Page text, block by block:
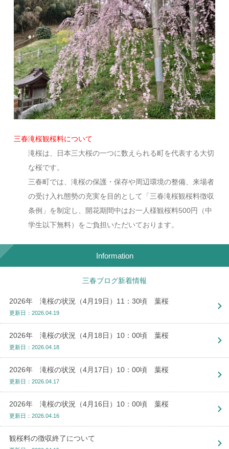
三春滝桜観桜料について
滝桜は、日本三大桜の一つに数えられる町を代表する大切
な桜です。
三春町では、滝桜の保護・保存や周辺環境の整備、来場者
の受け入れ態勢の充実を目的として「三春滝桜観桜料徴収
条例」を制定し、開花期間中はお一人様観桜料500円（中
学生以下無料）をご負担いただいております。
Information
三春ブログ新着情報
2026年 滝桜の状況（4月19日）11：30頃 葉桜
更新日：2026.04.19
2026年 滝桜の状況（4月18日）10：00頃 葉桜
更新日：2026.04.18
2026年 滝桜の状況（4月17日）10：00頃 葉桜
更新日：2026.04.17
2026年 滝桜の状況（4月16日）10：00頃 葉桜
更新日：2026.04.16
観桜料の徴収終了について